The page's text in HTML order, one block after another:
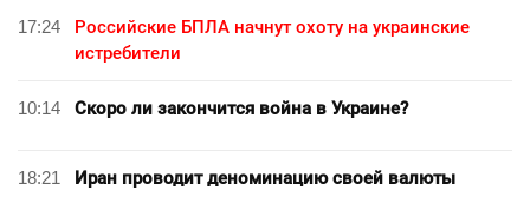
17:24
Российские БПЛА начнут охоту на украинские
истребители
10:14 Скоро ли закончится война в Украине?
18:21 Иран проводит деноминацию своей валюты